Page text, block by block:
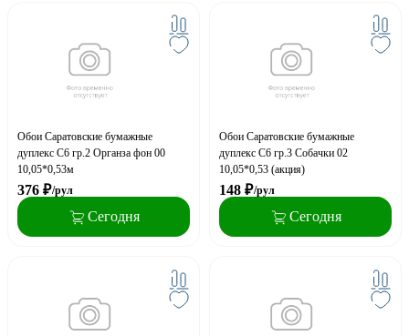
Обои Саратовские бумажные
дуплекс С6 гр.2 Органза фон 00
10,05*0,53м
376 ₽/рул
Сегодня
Обои Саратовские бумажные
дуплекс С6 гр.3 Собачки 02
10,05*0,53 (акция)
148 ₽/рул
Сегодня